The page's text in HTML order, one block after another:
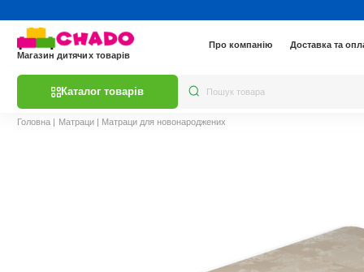
Магазин дитячих товарів
Про компанію Доставка та
Каталог товарів
Головна | Матраци| Матраци для новонароджених